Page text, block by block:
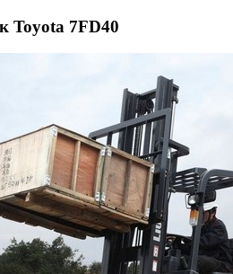
Toyota 7FD40